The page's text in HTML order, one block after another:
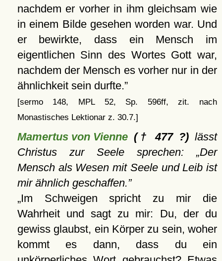
nachdem er vorher in ihm gleichsam wie
in einem Bilde gesehen worden war. Und
er bewirkte, dass ein Mensch im
eigentlichen Sinn des Wortes Gott war,
nachdem der Mensch es vorher nur in der
ähnlichkeit sein durfte.
[sermo 148, MPL 52, Sp. 596ff, zit. nach
Monastisches Lektionar z. 30.7.]
Mamertus von Vienne(† 477 ?)lässt
Christus zur Seele sprechen:
Der
Mensch als Wesen mit Seele und Leib ist
mir ähnlich geschaffen.
Im Schweigen spricht zu mir die
Wahrheit und sagt zu mir: Du, der du
gewiss glaubst, ein Körper zu sein, woher
kommt es dann, dass du ein